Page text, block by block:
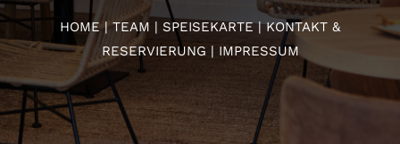
HOME | TEAM SPEISEKARTE|KONTAKT &
RESERVIERUNG | IMPRESSUM